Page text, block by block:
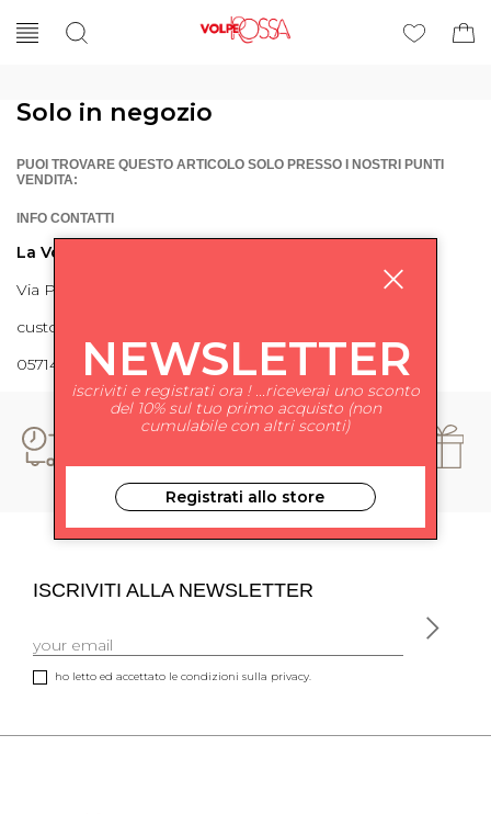
Solo in negozio
PUOI TROVARE QUESTO ARTICOLO SOLO PRESSO I NOSTRI PUNTI
VENDITA:
INFO CONTATTI
La Volpe Rossa
Via Piave 27 56024 Ponte a Egola
customercare@lavolperossa.it
0571498228
ISCRIVITI ALLA NEWSLETTER
ho letto ed accettato le condizioni sulla privacy.
NEWSLETTER
iscriviti e registrati ora ! ...riceverai uno sconto
del 10% sul tuo primo acquisto (non
cumulabile con altri sconti)
Registrati allo store